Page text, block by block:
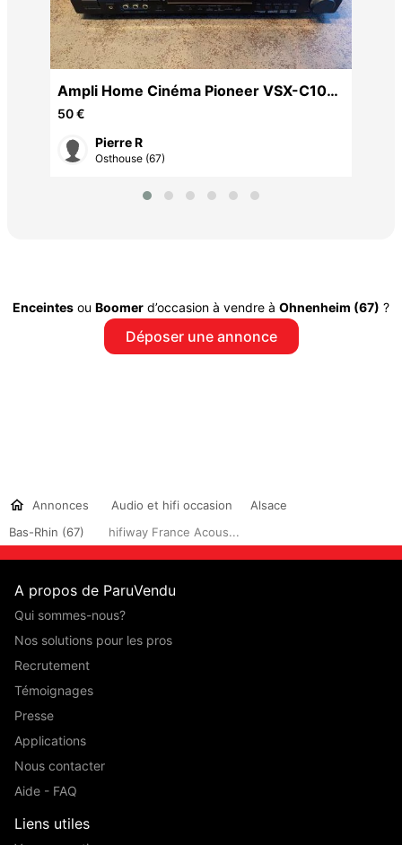
Ampli Home Cinéma Pioneer VSX-C100-
K
50 €
Pierre R
Osthouse (67)
Enceintes ou Boomer d’occasion à vendre à Ohnenheim (67) ?
Déposer une annonce
Annonces Audio et hifi occasion
Alsace
Bas-Rhin (67)
hifiway France Acous...
A propos de ParuVendu
Qui sommes-nous?
Nos solutions pour les pros
Recrutement
Témoignages
Presse
Applications
Nous contacter
Aide - FAQ
Liens utiles